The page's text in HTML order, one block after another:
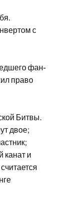
с
фан-
право
Битвы.
двое;
канат и